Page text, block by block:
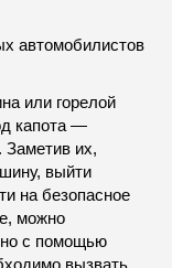
автомобилистов
или горелой
капота —
их,
выйти
на безопасное
можно
с помощью
вызвать